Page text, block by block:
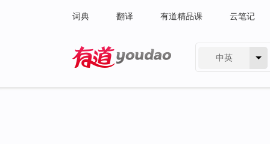
词典 翻译 有道精品课 云笔记
中英